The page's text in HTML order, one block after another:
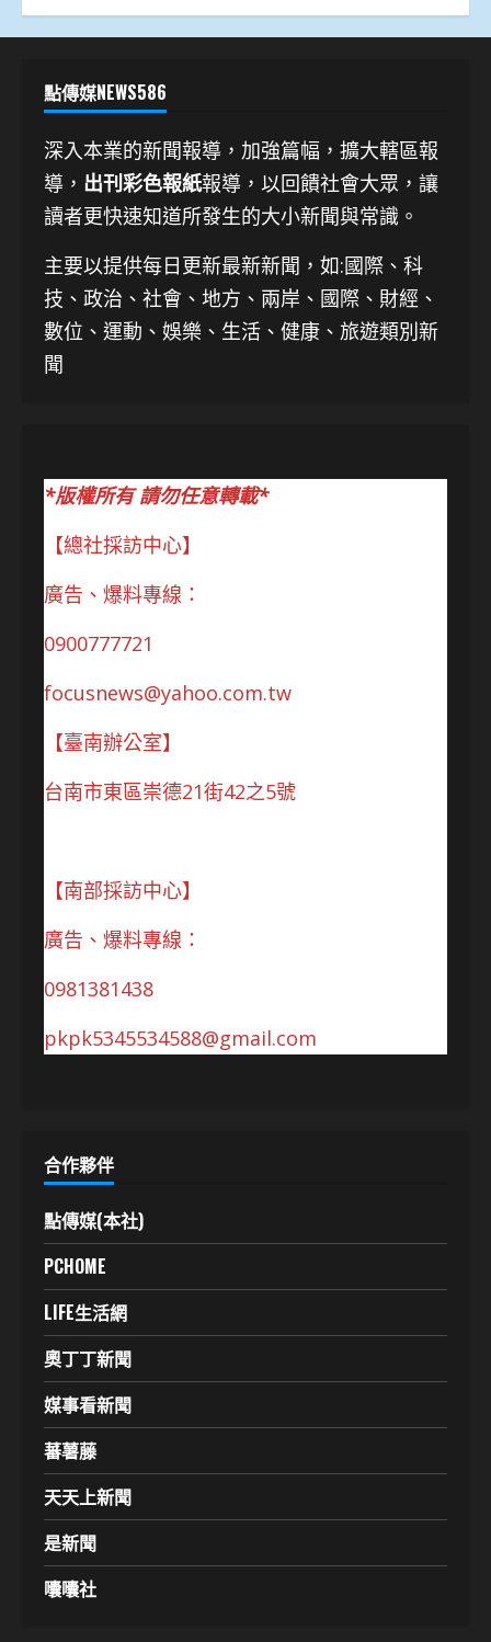
點傳媒NEWS586
深入本業的新聞報導，加強篇幅，擴大轄區報
導， 出刊彩色報紙報導，以回饋社會大眾，讓
讀者更快速知道所發生的大小新聞與常識。
主要以提供每日更新最新新聞 ，如:國際、科
技、 政治、社會、地方、兩岸、國際、財經、
數位、運動、娛樂、生活、健康、旅遊類別新
聞
*版權所有 請勿任意轉載*
【總社採訪中心】
廣告、爆料專線：
0900777721
focusnews@yahoo.com.tw
【臺南辦公室】
台南市東區崇德21街42之5號
【南部採訪中心】
廣告、爆料專線：
0981381438
pkpk5345534588@gmail.com
合作夥伴
點傳媒(本社)
PCHOME
LIFE生活網
奧丁丁新聞
媒事看新聞
蕃薯藤
天天上新聞
是新聞
囔囔社